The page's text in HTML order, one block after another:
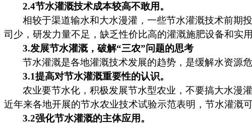
2.4节水灌溉技术成本较高不敢用。
相较于渠道输水和大水漫灌，一些节水灌溉技术前期
司少，研发力量不足，缺乏性价比高的灌溉施肥设备和实
3.发展节水灌溉，破解“三农”问题的思考
节水灌溉是各地灌溉技术发展的趋势，是缓解水资源
3.1提高对节水灌溉重要性的认识。
农业要节水化，积极发展节水型农业，不要搞大水漫灌
近年来各地开展的节水农业技术试验示范表明，节水灌溉
3.2强化节水灌溉的主体应用。